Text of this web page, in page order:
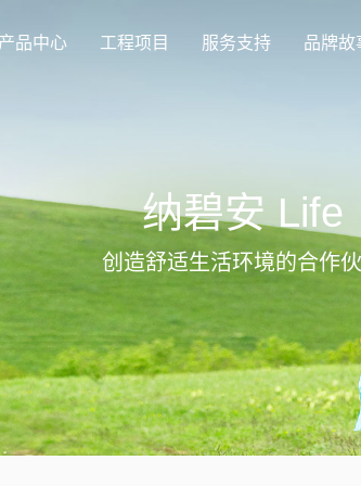
品中心 工程项目 服务支持 品牌故
纳碧安 Life
创造舒适生活环境的合作